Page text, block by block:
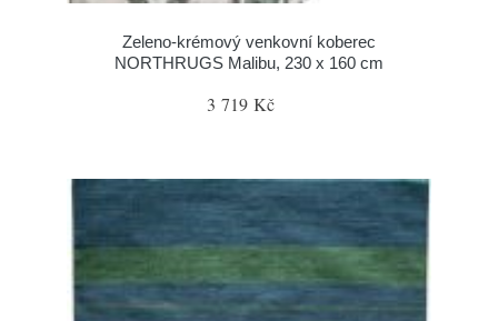
Zeleno-krémový venkovní koberec
NORTHRUGS Malibu, 230 x 160 cm
3 719 Kč